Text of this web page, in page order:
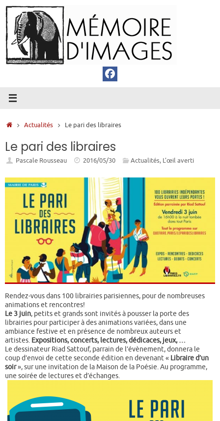
Passer
au
contenu
Accueil
Actualités Le pari des libraires
Le pari des libraires
Pascale Rousseau 2016/05/30 Actualités, L’œil averti
Rendez-vous dans 100 librairies parisiennes, pour de nombreuses
animations et rencontres!
Le 3 juin, petits et grands sont invités à pousser la porte des
librairies pour participer à des animations variées, dans une
ambiance festive et en présence de nombreux auteurs et
artistes. Expositions, concerts, lectures, dédicaces, jeux, …
Le dessinateur Riad Sattouf, parrain de l’évènement, donnera le
coup d’envoi de cette seconde édition en devenant « Libraire d’un
soir», sur une invitation de la Maison de la Poésie. Au programme,
une soirée de lectures et d’échanges.